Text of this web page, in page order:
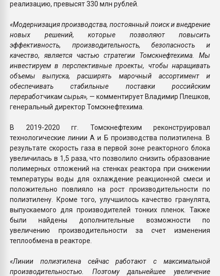
реализацию, превысят 330 млн рублей.
«Модернизация производства, постоянный поиск и внедрение
новых решений, которые позволяют повысить
эффективность, производительность, безопасность и
качество, является частью стратегии Томскнефтехима. Мы
инвестируем в перспективные проекты, чтобы наращивать
объемы выпуска, расширять марочный ассортимент и
обеспечивать стабильные поставки российским
переработчикам сырья», — комментирует Владимир Плешков,
генеральный директор Томскнефтехима.
В 2019-2020 гг. Томскнефтехим реконструировал
технологические линии А и Б производства полиэтилена. В
результате скорость газа в первой зоне реакторного блока
увеличилась в 1,5 раза, что позволило снизить образование
полимерных отложений на стенках реактора при снижении
температуры воды для охлаждение реакционной смеси и
положительно повлияло на рост производительности по
полиэтилену. Кроме того, улучшилось качество гранулята,
выпускаемого для производителей тонких пленок. Также
были найдены дополнительные возможности по
увеличению производительности за счет изменения
теплообмена в реакторе.
«Линии полиэтилена сейчас работают с максимальной
производительностью. Поэтому дальнейшее увеличение